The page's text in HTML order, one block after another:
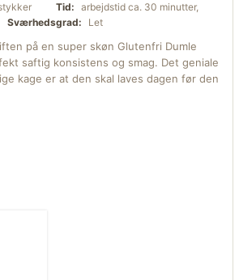
Tid: arbejdstid ca. 30 minutter,
Sværhedsgrad: Let
på en super skøn Glutenfri Dumle
saftig konsistens og smag. Det geniale
kage er at den skal laves dagen før den